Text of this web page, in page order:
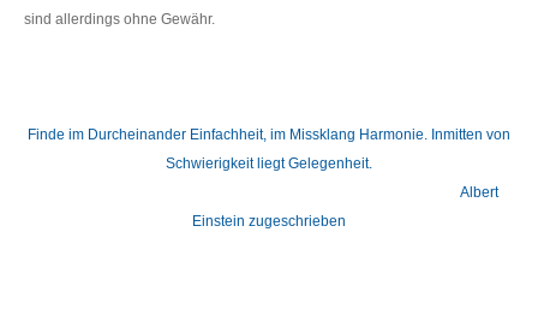
sind allerdings ohne Gewähr.
Finde im Durcheinander Einfachheit, im Missklang Harmonie. Inmitten von
Schwierigkeit liegt Gelegenheit.
Albert
Einstein zugeschrieben